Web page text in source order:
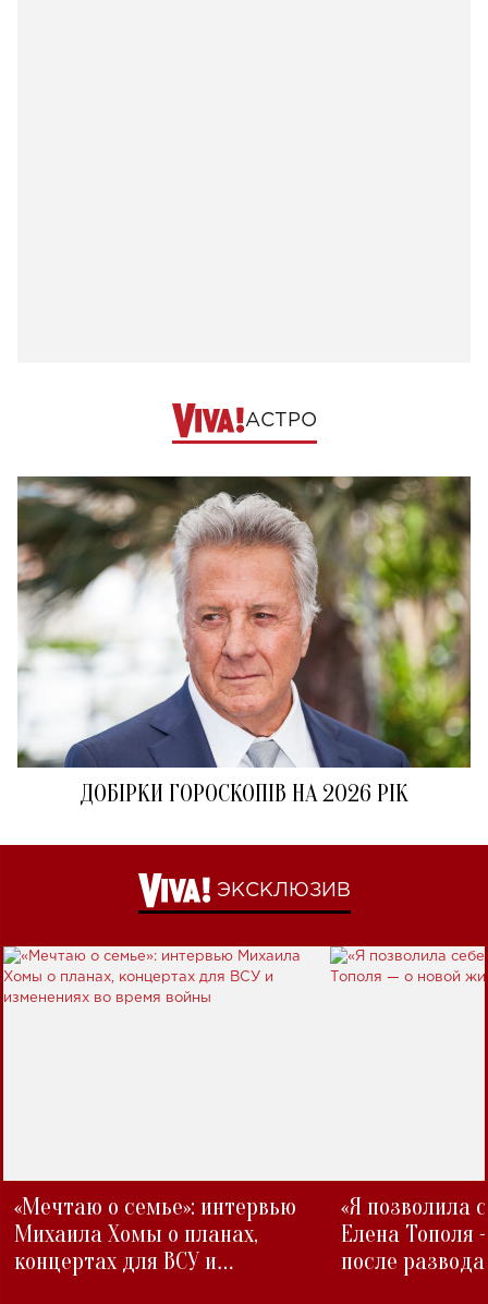
АСТРО
ДОБІРКИ ГОРОСКОПІВ НА 2026 РІК
ЭКСКЛЮЗИВ
«Мечтаю о семье»: интервью
Михаила Хомы о планах,
концертах для ВСУ и
«Я позволила
Елена Тополя
после развода